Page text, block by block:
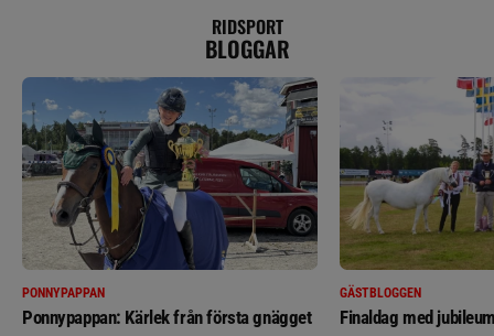
RIDSPORT
BLOGGAR
PONNYPAPPAN
Ponnypappan: Kärlek från första gnägget
GÄSTBLOGGEN
Finaldag med